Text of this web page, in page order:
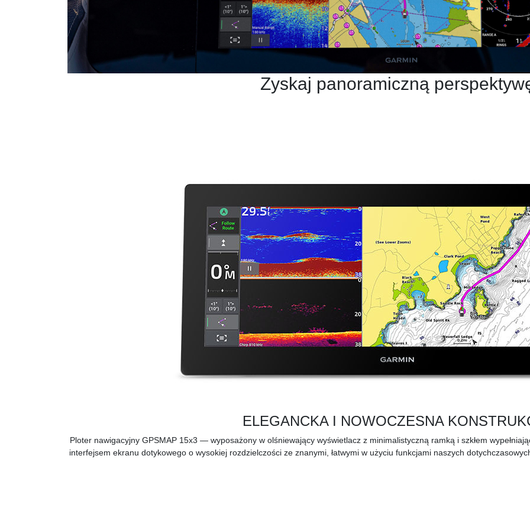
Zyskaj panoramiczną
ELEGANCKA I NOWOCZESNA
Ploter nawigacyjny GPSMAP 15x3 — wyposażony w olśniewający wyświetlacz z minimalistyczną ramką i szkłem
interfejsem ekranu dotykowego o wysokiej rozdzielczości ze znanymi, łatwymi w użyciu funkcjami naszych